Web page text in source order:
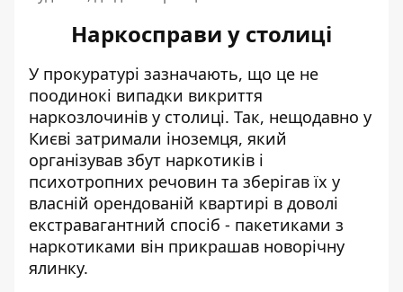
Наркосправи у столиці
У прокуратурі зазначають, що це не
поодинокі випадки викриття
наркозлочинів у столиці. Так, нещодавно у
Києві затримали іноземця, який
організував збут наркотиків і
психотропних речовин та зберігав їх у
власній орендованій квартирі в доволі
екстравагантний спосіб - пакетиками з
наркотиками він прикрашав новорічну
ялинку.